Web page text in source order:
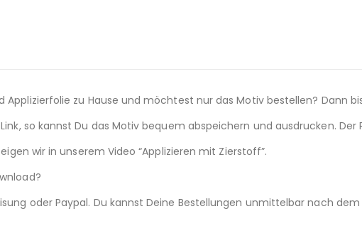
zu Hause und möchtest nur das Motiv bestellen? Dann
so kannst Du das Motiv bequem abspeichern und ausdrucken.
wir in unserem Video “Applizieren mit Zierstoff”.
oder Paypal. Du kannst Deine Bestellungen unmittelbar nach